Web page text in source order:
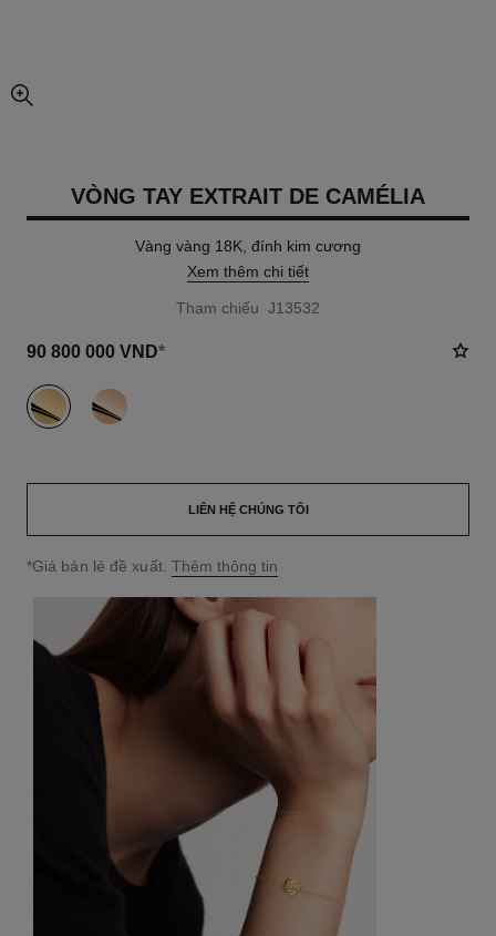
chế độ xem hình ảnh mở rộng
VÒNG TAY EXTRAIT DE CAMÉLIA
Vàng vàng 18K, đính kim cương
Xem thêm chi tiết
Tham chiếu J13532
90 800 000 VND*
khác(2)
LIÊN HỆ CHÚNG TÔI
↩
*Giá bán lẻ đề xuất. Thêm thông tin